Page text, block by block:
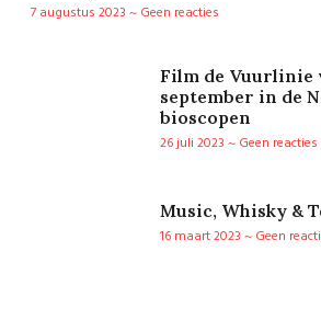
7 augustus 2023
Geen reacties
Film de Vuurlinie
september in de
bioscopen
26 juli 2023
Geen reacties
Music, Whisky &
16 maart 2023
Geen